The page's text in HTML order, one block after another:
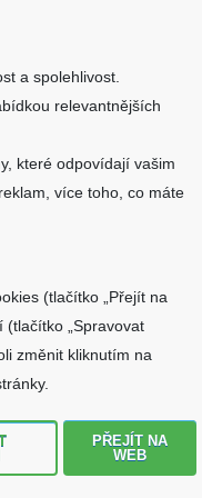
přesně pro váš
do
vám ale plně
vám u něj dosluhuje
telefony. Váš
starém železe,
vdechnete
a budete jej tak moci
Paměťové karty jsou
je možné je snadno
a spolehlivost.
relevantnějších
které odpovídají vašim
více toho, co máte
(tlačítko „Přejít na
(tlačítko „Spravovat
změnit kliknutím na
PŘEJÍT NA
WEB